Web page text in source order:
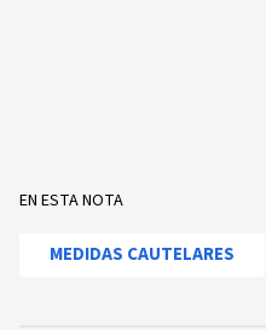
EN ESTA NOTA
MEDIDAS CAUTELARES